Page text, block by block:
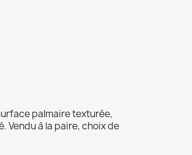
palmaire texturée,
Vendu à la paire, choix de